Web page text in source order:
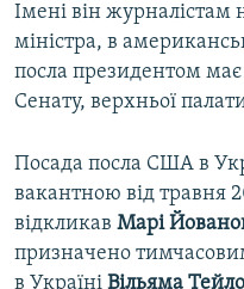
Імені він журналістам
міністра, в
посла президентом
Сенату, верхньої
Посада посла США в
вакантною від травня
відкликав Марі
призначено
в Україні Вільяма